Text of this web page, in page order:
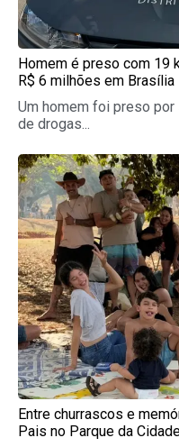
Homem é preso com 19
R$ 6 milhões em Brasília
Um homem foi preso
de drogas...
Entre churrascos e
Pais no Parque da